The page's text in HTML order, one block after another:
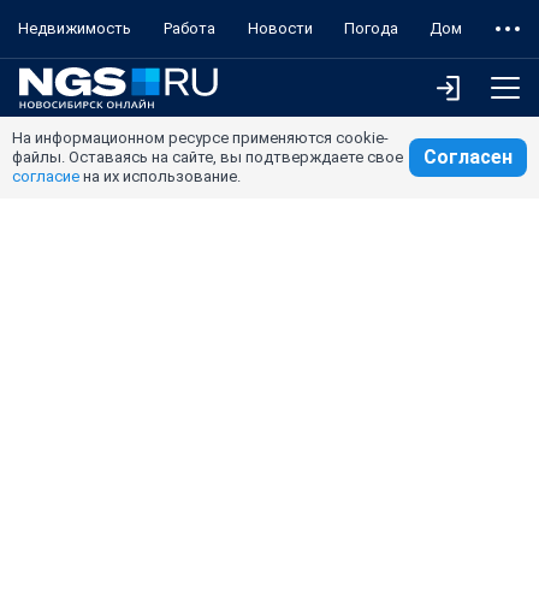
Недвижимость Работа Новости Погода Дом
На информационном ресурсе применяются cookie-
файлы. Оставаясь на сайте, вы подтверждаете свое
согласие на их использование.
Согласен